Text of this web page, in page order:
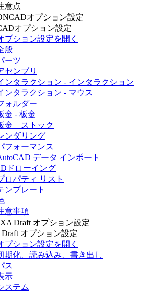
意点
オプション設定
オプション設定
プション設定を開く
般
ーツ
センブリ
ンタラクション - インタラクション
ンタラクション - マウス
ォルダー
金 - 板金
金 – ストック
ンダリング
フォーマンス
データ インポート
ドローイング
ロパティ リスト
ンプレート
意事項
Draft オプション設定
オプション設定
プション設定を開く
期化、読み込み、書き出し
ス
示
ステム